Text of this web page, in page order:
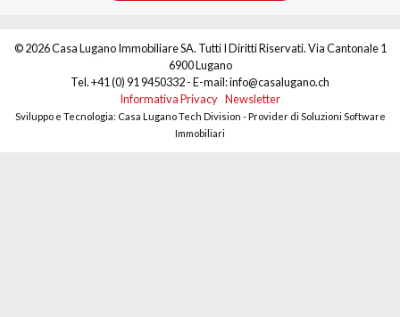
© 2026 Casa Lugano Immobiliare SA. Tutti I Diritti Riservati. Via Cantonale 1
6900 Lugano
Tel. +41 (0) 91 9450332 - E-mail: info@casalugano.ch
Informativa Privacy Newsletter
Sviluppo e Tecnologia: Casa Lugano Tech Division - Provider di Soluzioni Software
Immobiliari